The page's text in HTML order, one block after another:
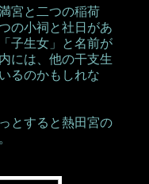
宮と二つの稲荷
の小祠と社日があ
子生女」と名前が
には、他の干支生
るのかもしれな
とすると熱田宮の